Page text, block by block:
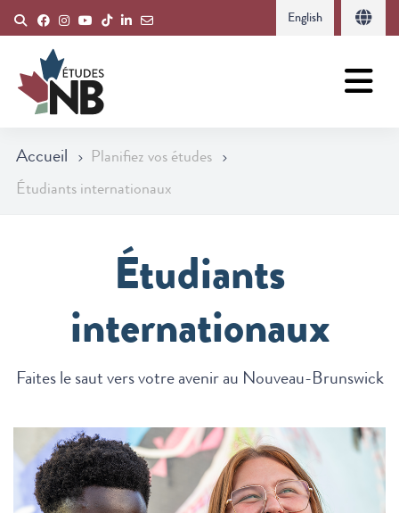
English
Accueil
Planifiez vos études
Étudiants internationaux
Étudiants
internationaux
Faites le saut vers votre avenir au Nouveau-Brunswick